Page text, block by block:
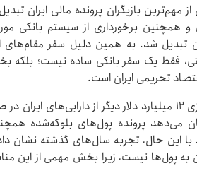
مهم‌ترین بازیگران پرونده مالی ایران
و همچنین برخورداری از سیستم بانکی
تبدیل شد. به همین دلیل سفر مقام‌های
فقط یک سفر بانکی ساده نیست؛ بلکه
تحریمی ایران است.
اکنون نیز خبر احتمال آزادسازی ۱۲ میلیارد دلار دیگر از
می‌دهد پرونده پول‌های بلوکه‌شده
این حال، تجربه سال‌های گذشته نشان
به پول‌ها نیست، زیرا بخش مهمی از این